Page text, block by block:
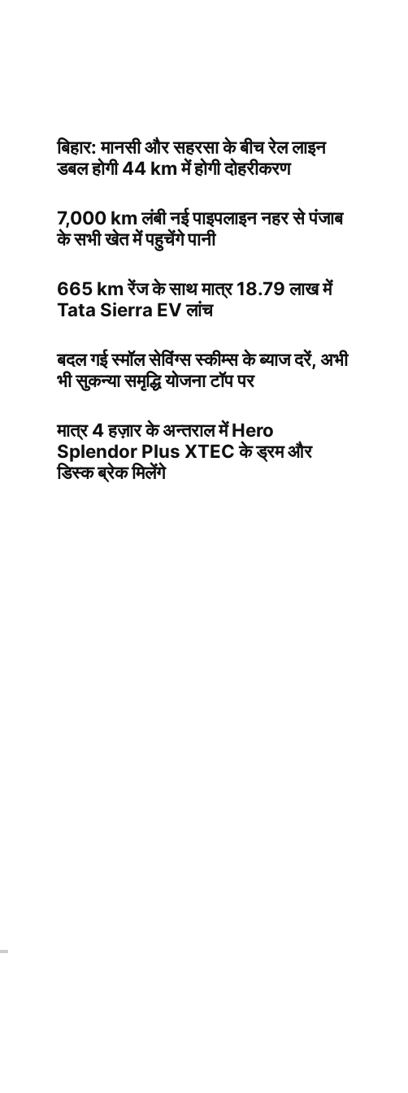
बिहार: मानसी और सहरसा के बीच रेल लाइन
डबल होगी 44 km में होगी दोहरीकरण
7,000 km लंबी नई पाइपलाइन नहर से पंजाब
के सभी खेत में पहुचेंगे पानी
665 km रेंज के साथ मात्र 18.79 लाख में
Tata Sierra EV लांच
बदल गई स्मॉल सेविंग्स स्कीम्स के ब्याज दरें, अभी
भी सुकन्या समृद्धि योजना टॉप पर
मात्र 4 हज़ार के अन्तराल में Hero
Splendor Plus XTEC के ड्रम और
डिस्क ब्रेक मिलेंगे